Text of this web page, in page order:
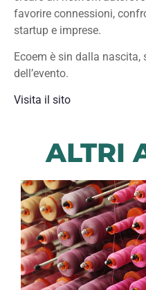
favorire connessioni,
startup e imprese.
Ecoem è sin dalla nascita,
dell’evento.
Visita il sito
ALTRI